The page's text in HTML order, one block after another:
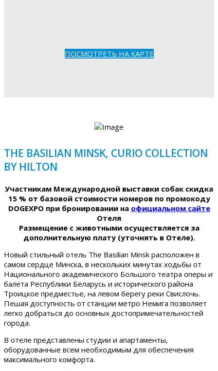
ПОСМОТРЕТЬ НА КАРТЕ
THE BASILIAN MINSK, CURIO COLLECTION
BY HILTON
Участникам Международной выставки собак скидка
15 % от базовой стоимости номеров по промокоду
DOGEXPO при бронировании на официальном сайте
Отеля
Размещение с животными осуществляется за
дополнительную плату (уточнять в Отеле).
Новый стильный отель The Basilian Minsk расположен в
самом сердце Минска, в нескольких минутах ходьбы от
Национального академического Большого театра оперы и
балета Республики Беларусь и исторического района
Троицкое предместье, на левом берегу реки Свислочь.
Пешая доступность от станции метро Немига позволяет
легко добраться до основных достопримечательностей
города.
В отеле представлены студии и апартаменты,
оборудованные всем необходимым для обеспечения
максимального комфорта.